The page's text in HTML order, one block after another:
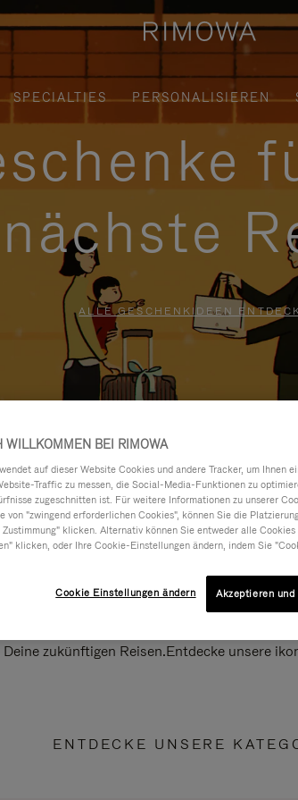
SPECIALTIES PERSONALISIEREN
nächste
ALLE GESCHENKIDEEN
zukünftigen Reisen.Entdecke unsere
ENTDECKE UNSERE
WILLKOMMEN BEI RIMOWA
auf dieser Website Cookies und andere Tracker, um Ihnen
Traffic zu messen, die Social-Media-Funktionen zu
zugeschnitten ist. Für weitere Informationen zu unserer
von "zwingend erforderlichen Cookies", können Sie die
klicken. Alternativ können Sie entweder alle
klicken, oder Ihre Cookie-Einstellungen ändern, indem Sie
Cookie Einstellungen ändern Akzeptieren